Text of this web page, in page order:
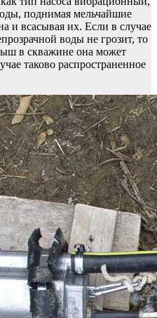
поднимая мельчайшие
и всасывая их. Если в случае
воды не грозит, то
в скважине она может
таково распространенное